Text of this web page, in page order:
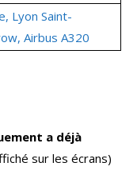
Lyon Saint-
Airbus A320
a déjà
sur les écrans)